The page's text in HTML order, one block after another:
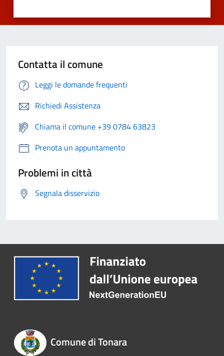
Contatta il comune
Leggi le domande frequenti
Richiedi Assistenza
Chiama il comune +39 0784 63823
Prenota un appuntamento
Problemi in città
Segnala disservizio
Comune di Tonara